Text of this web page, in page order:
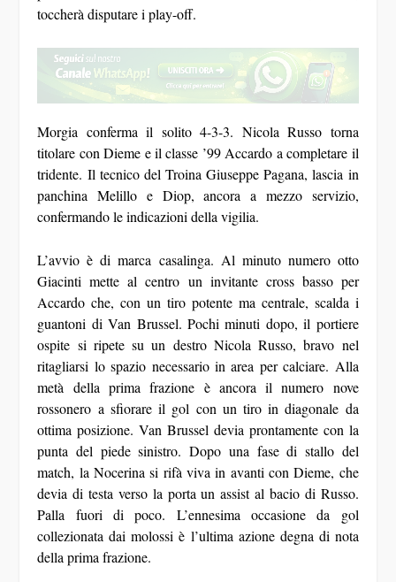
toccherà disputare i play-off.
Morgia conferma il solito 4-3-3. Nicola Russo torna
titolare con Dieme e il classe ’99 Accardo a completare il
tridente. Il tecnico del Troina Giuseppe Pagana, lascia in
panchina Melillo e Diop, ancora a mezzo servizio,
confermando le indicazioni della vigilia.
L’avvio è di marca casalinga. Al minuto numero otto
Giacinti mette al centro un invitante cross basso per
Accardo che, con un tiro potente ma centrale, scalda i
guantoni di Van Brussel. Pochi minuti dopo, il portiere
ospite si ripete su un destro Nicola Russo, bravo nel
ritagliarsi lo spazio necessario in area per calciare. Alla
metà della prima frazione è ancora il numero nove
rossonero a sfiorare il gol con un tiro in diagonale da
ottima posizione. Van Brussel devia prontamente con la
punta del piede sinistro. Dopo una fase di stallo del
match, la Nocerina si rifà viva in avanti con Dieme, che
devia di testa verso la porta un assist al bacio di Russo.
Palla fuori di poco. L’ennesima occasione da gol
collezionata dai molossi è l’ultima azione degna di nota
della prima frazione.